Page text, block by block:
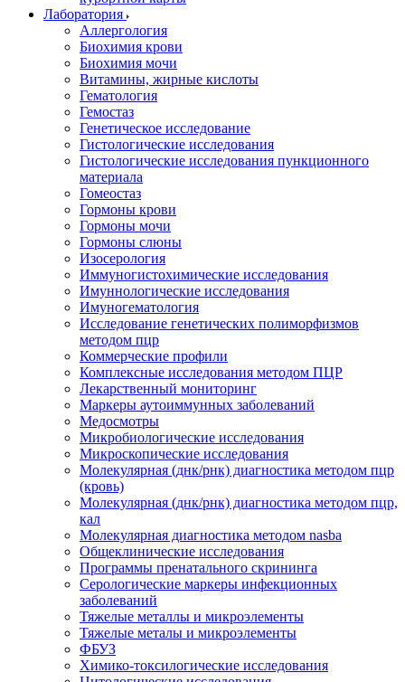
Лаборатория
Аллергология
Биохимия крови
Биохимия мочи
Витамины, жирные кислоты
Гематология
Гемостаз
Генетическое исследование
Гистологические исследования
Гистологические исследования пункционного
материала
Гомеостаз
Гормоны крови
Гормоны мочи
Гормоны слюны
Изосерология
Иммуногистохимические исследования
Имуннологические исследования
Имуногематология
Исследование генетических полиморфизмов
методом пцр
Коммерческие профили
Комплексные исследования методом ПЦР
Лекарственный мониторинг
Маркеры аутоиммунных заболеваний
Медосмотры
Микробиологические исследования
Микроскопические исследования
Молекулярная (днк/рнк) диагностика методом пцр
(кровь)
Молекулярная (днк/рнк) диагностика методом пцр,
кал
Молекулярная диагностика методом nasba
Общеклинические исследования
Программы пренатального скрининга
Серологические маркеры инфекционных
заболеваний
Тяжелые металлы и микроэлементы
Тяжелые металы и микроэлементы
ФБУЗ
Химико-токсилогические исследования